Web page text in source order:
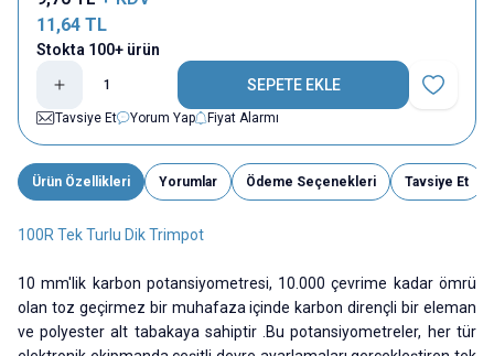
11,64 TL
Stokta 100+ ürün
SEPETE EKLE
Favoriye
Tavsiye Et
Yorum Yap Fiyat Alarmı
Ürün Özellikleri Yorumlar Ödeme Seçenekleri Tavsiye Et
100R Tek Turlu Dik Trimpot
10 mm'lik karbon potansiyometresi, 10.000 çevrime kadar ömrü
olan toz geçirmez bir muhafaza içinde karbon dirençli bir eleman
ve polyester alt tabakaya sahiptir .Bu potansiyometreler, her tür